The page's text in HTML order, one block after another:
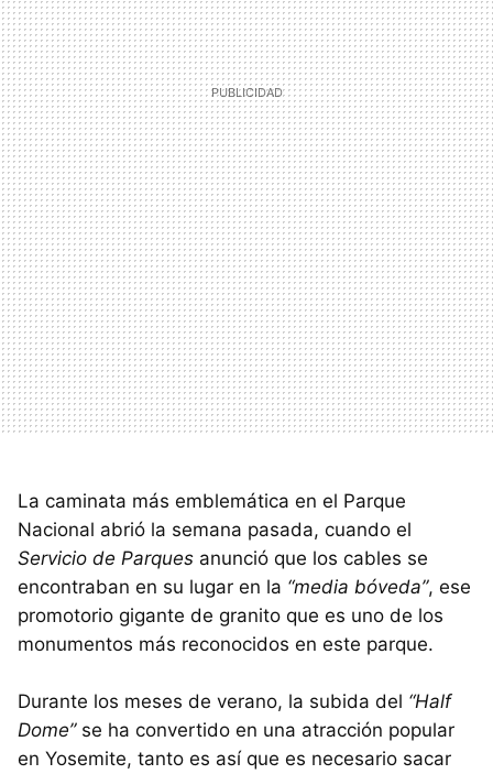
La caminata más emblemática en el Parque
Nacional abrió la semana pasada, cuando el
Servicio de Parques anunció que los cables se
encontraban en su lugar en la “media bóveda”, ese
promotorio gigante de granito que es uno de los
monumentos más reconocidos en este parque.
Durante los meses de verano, la subida del “Half
Dome”se ha convertido en una atracción popular
en Yosemite, tanto es así que es necesario sacar